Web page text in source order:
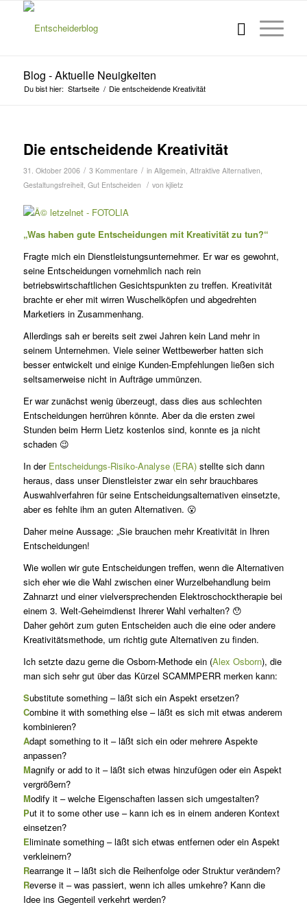
Blog - Aktuelle Neuigkeiten
Du bist hier: Startseite / Die entscheidende Kreativität
Die entscheidende Kreativität
31. Oktober 2006 / 3 Kommentare / in Allgemein, Attraktive Alternativen,
Gestaltungsfreiheit, Gut Entscheiden / von kjlietz
„Was haben gute Entscheidungen mit Kreativität zu tun?“
Fragte mich ein Dienstleistungsunternehmer. Er war es gewohnt,
seine Entscheidungen vornehmlich nach rein
betriebswirtschaftlichen Gesichtspunkten zu treffen. Kreativität
brachte er eher mit wirren Wuschelköpfen und abgedrehten
Marketiers in Zusammenhang.
Allerdings sah er bereits seit zwei Jahren kein Land mehr in
seinem Unternehmen. Viele seiner Wettbewerber hatten sich
besser entwickelt und einige Kunden-Empfehlungen ließen sich
seltsamerweise nicht in Aufträge ummünzen.
Er war zunächst wenig überzeugt, dass dies aus schlechten
Entscheidungen herrühren könnte. Aber da die ersten zwei
Stunden beim Herrn Lietz kostenlos sind, konnte es ja nicht
schaden 😉
In der Entscheidungs-Risiko-Analyse (ERA)stellte sich dann
heraus, dass unser Dienstleister zwar ein sehr brauchbares
Auswahlverfahren für seine Entscheidungsalternativen einsetzte,
aber es fehlte ihm an guten Alternativen. 😮
Daher meine Aussage: „Sie brauchen mehr Kreativität in Ihren
Entscheidungen!
Wie wollen wir gute Entscheidungen treffen, wenn die Alternativen
sich eher wie die Wahl zwischen einer Wurzelbehandlung beim
Zahnarzt und einer vielversprechenden Elektroschocktherapie bei
einem 3. Welt-Geheimdienst Ihrerer Wahl verhalten? 😯
Daher gehört zum guten Entscheiden auch die eine oder andere
Kreativitätsmethode, um richtig gute Alternativen zu finden.
Ich setzte dazu gerne die Osborn-Methode ein (Alex Osborn), die
man sich sehr gut über das Kürzel SCAMMPERR merken kann:
Substitute something – läßt sich ein Aspekt ersetzen?
Combine it with something else – läßt es sich mit etwas anderem
kombinieren?
Adapt something to it – läßt sich ein oder mehrere Aspekte
anpassen?
Magnify or add to it – läßt sich etwas hinzufügen oder ein Aspekt
vergrößern?
Modify it – welche Eigenschaften lassen sich umgestalten?
Put it to some other use – kann ich es in einem anderen Kontext
einsetzen?
Eliminate something – läßt sich etwas entfernen oder ein Aspekt
verkleinern?
Rearrange it – läßt sich die Reihenfolge oder Struktur verändern?
Reverse it – was passiert, wenn ich alles umkehre? Kann die
Idee ins Gegenteil verkehrt werden?